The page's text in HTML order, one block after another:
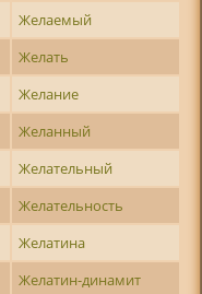
Желаемый
Желать
Желание
Желанный
Желательный
Желательность
Желатина
Желатин-динамит